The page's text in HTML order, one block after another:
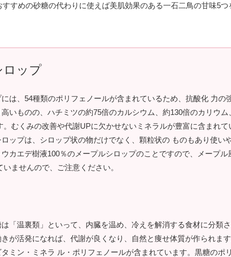
すめの砂糖の代わりに使えば美肌効果のある一石二鳥の甘味5つ
ロップ
には、54種類のポリフェノールが含まれているため、抗酸化 力の
いものの、ハチミツの約75倍のカルシウム、約130倍のカリウ
。むくみの改善や代謝UPに欠かせないミネラルが豊富に含まれて
ップは、シロップ状の物だけでなく、顆粒状の ものもあり使い
カエデ樹液100％のメープルシロップのことですので、メープル
ませんので、ご注意ください。
「温裏類」といって、内臓を温め、冷えを解消する食材に分類
が活発になれば、代謝が良くなり、自然と痩せ体質が作られま
ミン・ミネラ ル・ポリフェノールが含まれています。黒糖のポ